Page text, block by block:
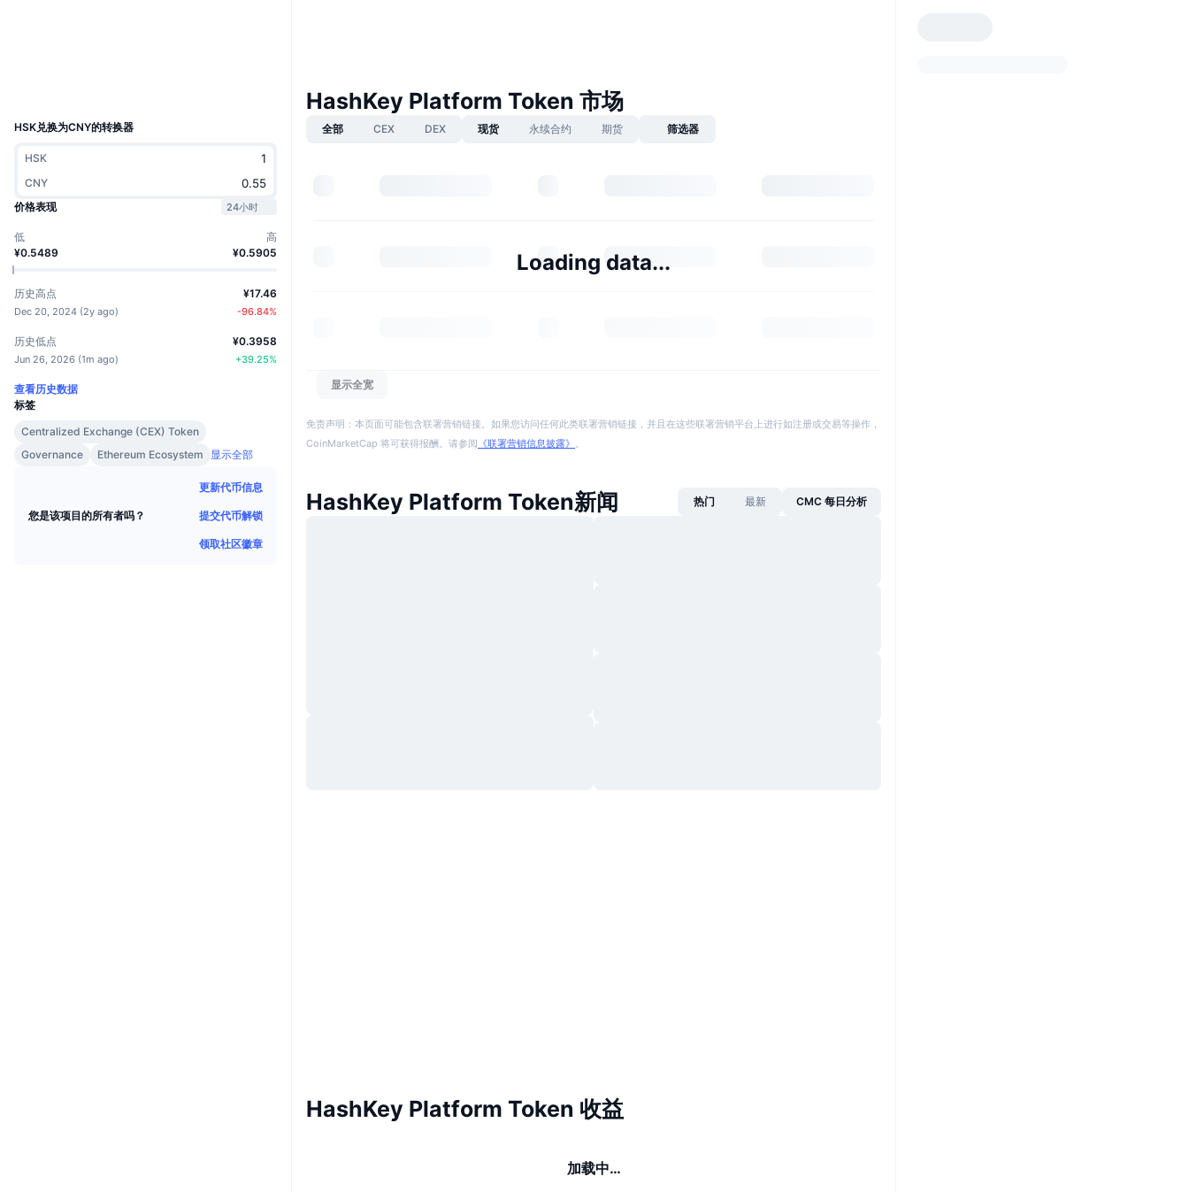
HSK兑换为CNY的转换器
HSK
CNY
价格表现
24小时
低
¥0.5489
高
¥0.5905
历史高点
Dec 20, 2024 (2y ago)
¥17.46
-96.84%
历史低点
Jun 26, 2026 (1m ago)
¥0.3958
+39.25%
查看历史数据
标签
Centralized Exchange (CEX) Token
Governance
Ethereum Ecosystem 显示全部
您是该项目的所有者吗？
更新代币信息
提交代币解锁
领取社区徽章
HashKey Platform Token 市场
全部 CEX DEX 现货 永续合约 期货 筛选器
Loading data...
显示全宽
免责声明：本页面可能包含联署营销链接。如果您访问任何此类联署营销链接，并且在这些联署营销平台上进行如注册或交易等操作，
CoinMarketCap 将可获得报酬。请参阅 《联署营销信息披露》 。
HashKey Platform Token新闻 热门 最新 CMC 每日分析
HashKey Platform Token 收益
加载中…